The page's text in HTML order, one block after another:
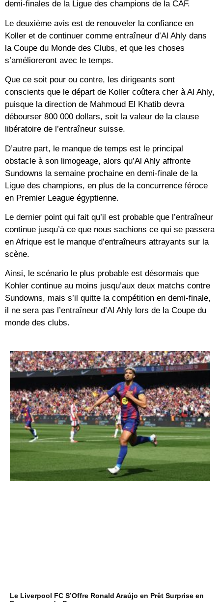
demi-finales de la Ligue des champions de la CAF.
Le deuxième avis est de renouveler la confiance en
Koller et de continuer comme entraîneur d’Al Ahly dans
la Coupe du Monde des Clubs, et que les choses
s’amélioreront avec le temps.
Que ce soit pour ou contre, les dirigeants sont
conscients que le départ de Koller coûtera cher à Al Ahly,
puisque la direction de Mahmoud El Khatib devra
débourser 800 000 dollars, soit la valeur de la clause
libératoire de l’entraîneur suisse.
D’autre part, le manque de temps est le principal
obstacle à son limogeage, alors qu’Al Ahly affronte
Sundowns la semaine prochaine en demi-finale de la
Ligue des champions, en plus de la concurrence féroce
en Premier League égyptienne.
Le dernier point qui fait qu’il est probable que l’entraîneur
continue jusqu’à ce que nous sachions ce qui se passera
en Afrique est le manque d’entraîneurs attrayants sur la
scène.
Ainsi, le scénario le plus probable est désormais que
Kohler continue au moins jusqu’aux deux matchs contre
Sundowns, mais s’il quitte la compétition en demi-finale,
il ne sera pas l’entraîneur d’Al Ahly lors de la Coupe du
monde des clubs.
Le Liverpool FC S’Offre Ronald Araújo en Prêt Surprise en